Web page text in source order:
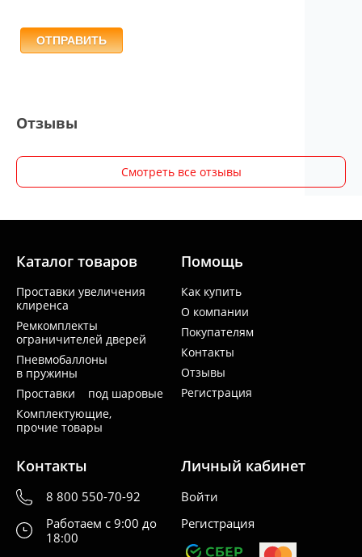
ОТПРАВИТЬ
Отзывы
Смотреть все отзывы
Каталог товаров
Проставки увеличения
клиренса
Ремкомплекты
ограничителей дверей
Пневмобаллоны
в пружины
Проставки под шаровые
Комплектующие,
прочие товары
Помощь
Как купить
О компании
Покупателям
Контакты
Отзывы
Регистрация
Контакты
8 800 550-70-92
Работаем с 9:00 до
18:00
Личный кабинет
Войти
Регистрация